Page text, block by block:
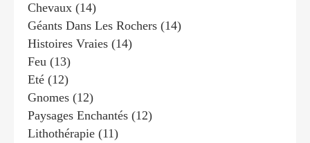
Chevaux (14)
Géants Dans Les Rochers (14)
Histoires Vraies (14)
Feu (13)
Eté (12)
Gnomes (12)
Paysages Enchantés (12)
Lithothérapie (11)